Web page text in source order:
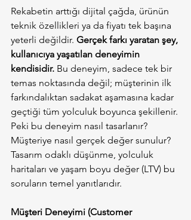
Rekabetin arttığı dijital çağda, ürünün
teknik özellikleri ya da fiyatı tek başına
yeterli değildir. Gerçek farkı yaratan şey,
kullanıcıya yaşatılan deneyimin
kendisidir. Bu deneyim, sadece tek bir
temas noktasında değil; müşterinin ilk
farkındalıktan sadakat aşamasına kadar
geçtiği tüm yolculuk boyunca şekillenir.
Peki bu deneyim nasıl tasarlanır?
Müşteriye nasıl gerçek değer sunulur?
Tasarım odaklı düşünme, yolculuk
haritaları ve yaşam boyu değer (LTV) bu
soruların temel yanıtlarıdır.
Müşteri Deneyimi (Customer